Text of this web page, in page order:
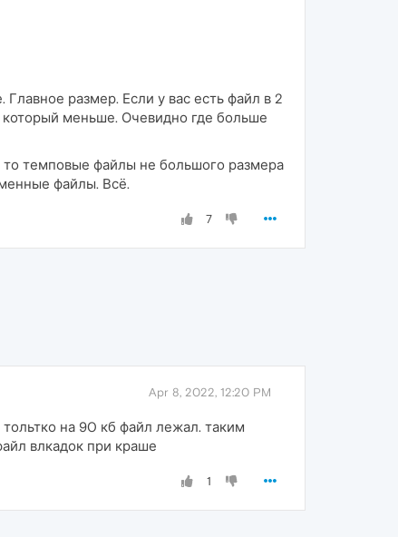
размер. Если у вас есть файл в 2
который меньше. Очевидно где больше
темповые файлы не большого размера
файлы. Всё.
7
Apr 8, 2022, 12:20 PM
на 90 кб файл лежал. таким
влкадок при краше
1